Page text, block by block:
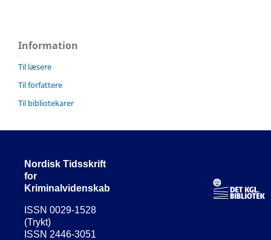
Information
Til læsere
Til forfattere
Til bibliotekarer
Nordisk Tidsskrift
for
Kriminalvidenskab
ISSN 0029-1528
(Trykt)
ISSN 2446-3051